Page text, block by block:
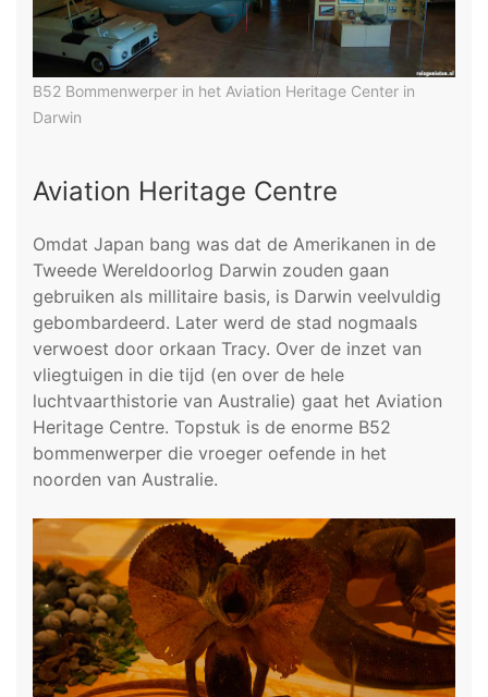
B52 Bommenwerper in het Aviation Heritage Center in
Darwin
Aviation Heritage Centre
Omdat Japan bang was dat de Amerikanen in de
Tweede Wereldoorlog Darwin zouden gaan
gebruiken als millitaire basis, is Darwin veelvuldig
gebombardeerd. Later werd de stad nogmaals
verwoest door orkaan Tracy. Over de inzet van
vliegtuigen in die tijd (en over de hele
luchtvaarthistorie van Australie) gaat het Aviation
Heritage Centre. Topstuk is de enorme B52
bommenwerper die vroeger oefende in het
noorden van Australie.